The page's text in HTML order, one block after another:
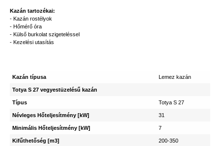
Kazán tartozékai:
- Kazán rostélyok
- Hőmérő óra
- Külső burkolat szigeteléssel
- Kezelési utasítás
Kazán típusa Lemez kazán
Totya S 27 vegyestüzelésű kazán
Típus Totya S 27
Névleges Hőteljesítmény [kW] 31
Minimális Hőteljesítmény [kW] 7
Kifűthetőség [m3] 200-350